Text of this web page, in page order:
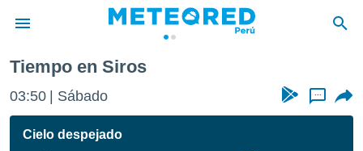
de
ha sido
Tiempo en Siros
03:50 Sábado ...
Cielo despejado